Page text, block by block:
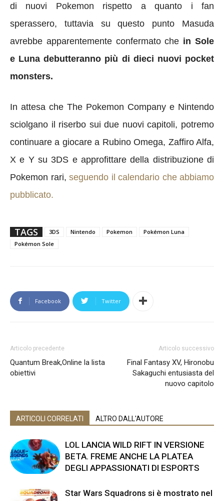
di nuovi Pokemon rispetto a quanto i fan
sperassero, tuttavia su questo punto Masuda
avrebbe apparentemente confermato che in Sole
e Luna debutteranno più di dieci nuovi pocket
monsters.
In attesa che The Pokemon Company e Nintendo
sciolgano il riserbo sui due nuovi capitoli, potremo
continuare a giocare a Rubino Omega, Zaffiro Alfa,
X e Y su 3DS e approfittare della distribuzione di
Pokemon rari, seguendo il calendario che abbiamo
pubblicato.
TAGS 3DS Nintendo Pokemon
Pokémon Luna
Pokémon Sole
Facebook Twitter
Articolo precedente
Quantum Break,Online la lista
obiettivi
Articolo successivo
Final Fantasy XV, Hironobu
Sakaguchi entusiasta del
nuovo capitolo
ARTICOLI CORRELATI ALTRO DALL'AUTORE
LOL LANCIA WILD RIFT IN VERSIONE
BETA. FREME ANCHE LA PLATEA
DEGLI APPASSIONATI DI ESPORTS
Star Wars Squadrons si è mostrato nel